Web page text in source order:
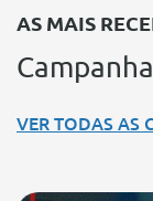
AS MAIS
VER TODAS AS